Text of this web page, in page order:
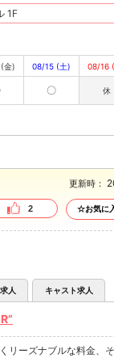
1F
金) 08/15 (土)
〇
08/16
休
更新時：
2 ☆お気に
人 キャスト求人
リーズナブルな料金、